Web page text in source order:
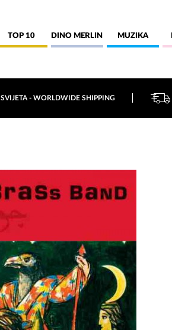
TOP 10 DINO MERLIN MUZIKA
- WORLDWIDE SHIPPING